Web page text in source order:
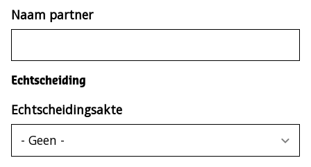
Naam partner
Echtscheiding
Echtscheidingsakte